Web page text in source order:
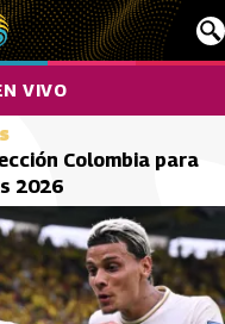
VIVO
Colombia para
2026